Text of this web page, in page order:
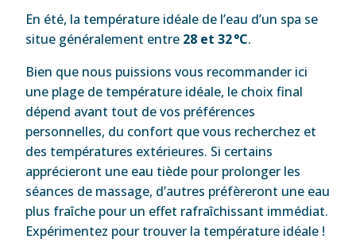
En été, la température idéale de l’eau d’un spa se
situe généralement entre 28 et 32 °C.
Bien que nous puissions vous recommander ici
une plage de température idéale, le choix final
dépend avant tout de vos préférences
personnelles, du confort que vous recherchez et
des températures extérieures. Si certains
apprécieront une eau tiède pour prolonger les
séances de massage, d’autres préfèreront une eau
plus fraîche pour un effet rafraîchissant immédiat.
Expérimentez pour trouver la température idéale !